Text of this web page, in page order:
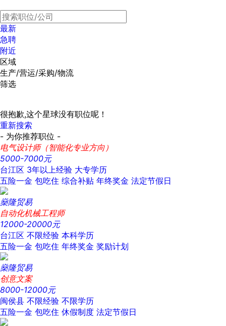
最新
急聘
附近
区域
生产/营运/采购/物流
筛选
很抱歉,这个星球没有职位呢！
重新搜索
- 为你推荐职位 -
电气设计师（智能化专业方向）
5000-7000元
台江区 3年以上经验 大专学历
五险一金 包吃住 综合补贴 年终奖金 法定节假日
燊隆贸易
自动化机械工程师
12000-20000元
台江区 不限经验 本科学历
五险一金 包吃住 年终奖金 奖励计划
燊隆贸易
创意文案
8000-12000元
闽侯县 不限经验 不限学历
五险一金 包吃住 休假制度 法定节假日